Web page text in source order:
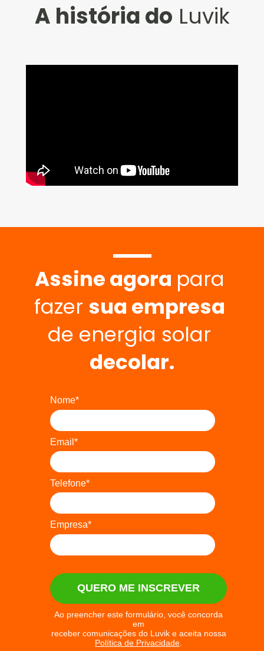
A história do Luvik
Nome*
Email*
Telefone*
Empresa*
QUERO ME INSCREVER
Ao preencher este formulário, você concorda
em
receber comunicações do Luvik e aceita nossa
Política de Privacidade
Assine agora para
fazer sua empresa
decolar.